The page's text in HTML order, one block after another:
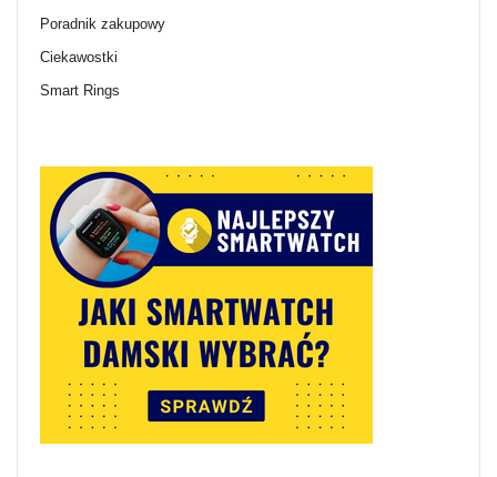
Poradnik zakupowy
Ciekawostki
Smart Rings